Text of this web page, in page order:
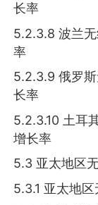
长率
5.2.3.8 波兰
率
5.2.3.9 俄罗
长率
5.2.3.10 土耳
增长率
5.3 亚太地区
5.3.1 亚太地